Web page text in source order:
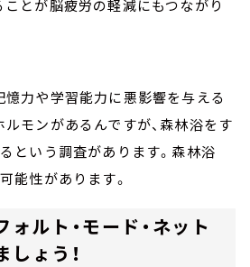
とが脳疲労の軽減にもつながり
力や学習能力に悪影響を与える
モンがあるんですが、森林浴をす
という調査があります。森林浴
能性があります。
ルト・モード・ネット
ょう！